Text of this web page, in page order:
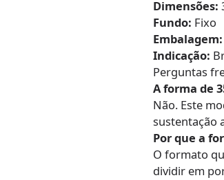
Dimensões:
Fundo: Fixo
Embalagem:
Indicação:
Perguntas
A forma de
Não. Este
sustentação
Por que a
O formato
dividir em